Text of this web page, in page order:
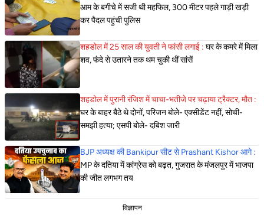
आम के बगीचे में सजी थी महफिल, 300 मीटर पहले गाड़ी खड़ी
कर पैदल पहुंची पुलिस
शहडोल में 25 साल की युवती ने फांसी लगाई : घर के कमरे में मिला
शव, फंदे से उतारने तक थम चुकी थीं सांसें
शहडोल में पुरानी रंजिश में चाचा-भतीजे पर चढ़ाया ट्रैक्टर, मौत :
घर के बाहर बैठे थे दोनों, परिजन बोले- एक्सीडेंट नहीं, सोची-
समझी हत्या; एसपी बोले- दबिश जारी
BJP अध्यक्ष की Bankipur सीट से Prashant Kishor आगे :
MP के दतिया में कांग्रेस को बढ़त, गुजरात के मंजलपुर में भाजपा
की जीत लगभग तय
विज्ञापन